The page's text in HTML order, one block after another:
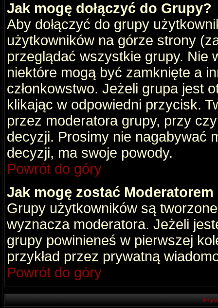
Jak mogę dołączyć do Grupy?
Aby dołączyć do grupy
użytkowników na górze strony
przeglądać wszystkie grupy. Nie
niektóre mogą być zamknięte a
członkowstwo. Jeżeli grupa jest
klikając w odpowiedni przycisk.
przez moderatora grupy, przy
decyzji. Prosimy nie nagabywać
decyzji, ma swoje powody.
Powrót do góry
Jak mogę zostać
Grupy użytkowników są
wyznacza moderatora. Jeżeli
grupy powinieneś w pierwszej
przykład przez prywatną
Powrót do góry